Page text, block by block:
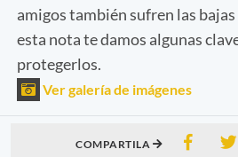
amigos también sufren las
esta nota te damos algunas
protegerlos.
Ver galería de imágenes
COMPARTILA